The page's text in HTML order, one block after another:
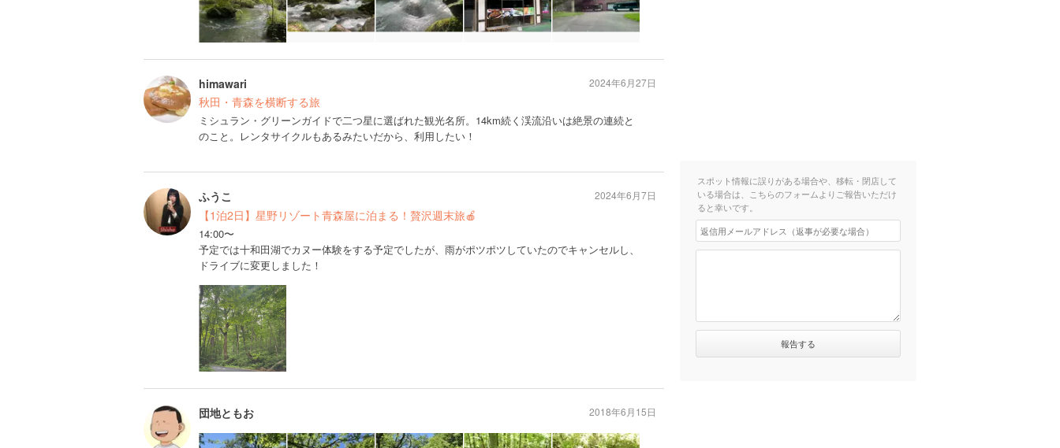
himawari
秋田・青森を横断する旅
ミシュラン・グリーンガイドで二つ星に選ばれた観光名所。14km続く渓流沿いは絶景の連続と
のこと。レンタサイクルもあるみたいだから、利用したい！
2024年6月27日
ふうこ
【1泊2日】星野リゾート青森屋に泊まる！贅沢週末旅🍎
14:00〜
予定では十和田湖でカヌー体験をする予定でしたが、雨がポツポツしていたのでキャンセルし、
ドライブに変更しました！
2024年6月7日
団地ともお 2018年6月15日
スポット情報に誤りがある場合や、移転・閉店して
いる場合は、こちらのフォームよりご報告いただけ
ると幸いです。